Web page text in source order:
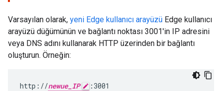
Varsayılan olarak, yeni Edge kullanıcı arayüzü Edge kullanıcı
arayüzü düğümünün ve bağlantı noktası 3001'in IP adresini
veya DNS adını kullanarak HTTP üzerinden bir bağlantı
oluşturun. Örneğin:
http://newue_IP :3001